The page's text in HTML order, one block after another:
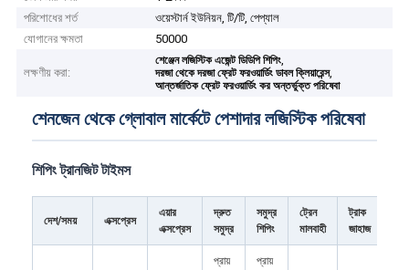
পরিশোধের শর্ত
ওয়েস্টার্ন ইউনিয়ন, টি/টি, পেপ্যাল
যোগানের ক্ষমতা
50000
লক্ষণীয় করা:
শেঞ্জেন লজিস্টিক এজেন্ট ডিডিপি শিপিং,
দরজা থেকে দরজা ফ্রেট ফরওয়ার্ডিং ডাবল ক্লিয়ারেন্স,
আন্তর্জাতিক ফ্রেট ফরওয়ার্ডিং কর অন্তর্ভুক্ত পরিষেবা
শেনজেন থেকে গ্লোবাল মার্কেটে পেশাদার লজিস্টিক পরিষেবা
শিপিং ট্রানজিট টাইমস
দেশ/সময় এক্সপ্রেস
এয়ার
এক্সপ্রেস
দ্রুত
সমুদ্র
সমুদ্র
শিপিং
ট্রেন
মালবাহী
ট্রাক
জাহাজ
প্রায়
প্রায়